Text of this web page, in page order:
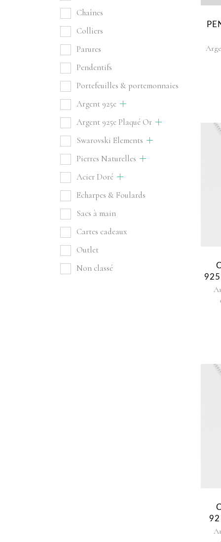
Chaînes
Colliers
Parures
Pendentifs
Portefeuilles & portemonnaies
Argent 925e
Argent 925e Plaqué Or
Swarovski Elements
Pierres Naturelles
Acier Doré
Echarpes & Foulards
Sacs à main
Cartes cadeaux
Outlet
Non classé